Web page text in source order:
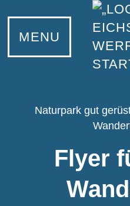
MENU
Naturpark gut
Flyer